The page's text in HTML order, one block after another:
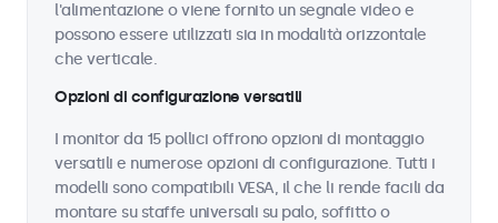
l'alimentazione o viene fornito un segnale video e
possono essere utilizzati sia in modalità orizzontale
che verticale.
Opzioni di configurazione versatili
I monitor da 15 pollici offrono opzioni di montaggio
versatili e numerose opzioni di configurazione. Tutti i
modelli sono compatibili VESA, il che li rende facili da
montare su staffe universali su palo, soffitto o